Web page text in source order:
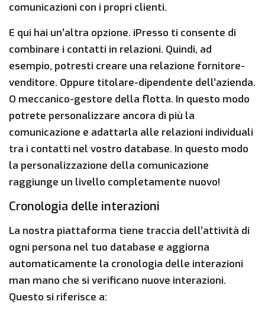
comunicazioni con i propri clienti.
E qui hai un’altra opzione. iPresso ti consente di
combinare i contatti in relazioni. Quindi, ad
esempio, potresti creare una relazione fornitore-
venditore. Oppure titolare-dipendente dell’azienda.
O meccanico-gestore della flotta. In questo modo
potrete personalizzare ancora di più la
comunicazione e adattarla alle relazioni individuali
tra i contatti nel vostro database. In questo modo
la personalizzazione della comunicazione
raggiunge un livello completamente nuovo!
Cronologia delle interazioni
La nostra piattaforma tiene traccia dell’attività di
ogni persona nel tuo database e aggiorna
automaticamente la cronologia delle interazioni
man mano che si verificano nuove interazioni.
Questo si riferisce a: